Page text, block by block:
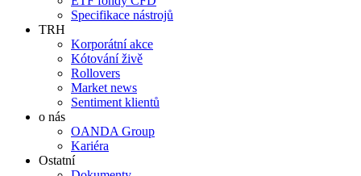
Specifikace nástrojů
TRH
Korporátní akce
Kótování živě
Rollovers
Market news
Sentiment klientů
o nás
OANDA Group
Kariéra
Ostatní